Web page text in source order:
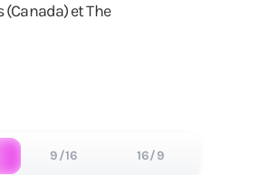
(Canada) et The
9/16 16/9